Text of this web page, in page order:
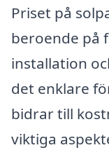
Priset på
beroende på
installation
det enklare
bidrar till
viktiga